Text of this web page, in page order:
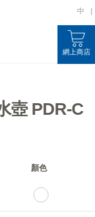
中 |
網上商店
壺 PDR-C
顏色